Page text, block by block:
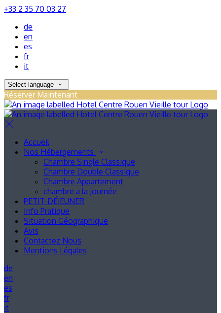
+33 2 35 70 03 27
de
en
es
fr
it
Select language
Réserver Maintenant
Accueil
Nos Hébergements
Chambre Single Classique
Chambre Double Classique
Chambre Appartement
chambre a la journée
PETIT-DÉJEUNER
Info Pratique
Situation Géographique
Avis
Contactez Nous
Mentions Légales
de
en
es
fr
it